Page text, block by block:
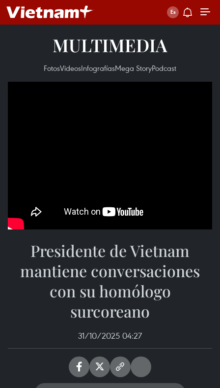
MULTIMEDIA
FotosVideosInfografíasMega StoryPodcast
Presidente de Vietnam
mantiene conversaciones
con su homólogo
surcoreano
31/10/2025 04:27